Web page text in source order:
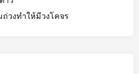
วงทำให้มีวงโคจร